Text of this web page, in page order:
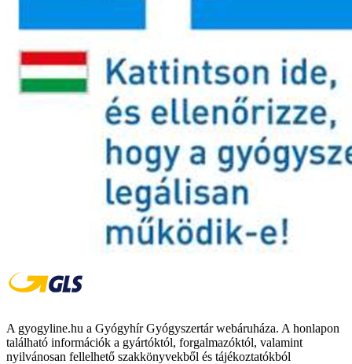
A gyogyline.hu a Gyógyhír Gyógyszertár webáruháza. A honlapon
található információk a gyártóktól, forgalmazóktól, valamint
nyilvánosan fellelhető szakkönyvekből és tájékoztatókból